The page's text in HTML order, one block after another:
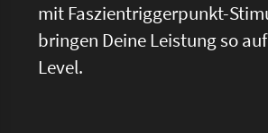
mit Faszientriggerpunkt-
bringen Deine Leistung so
Level.